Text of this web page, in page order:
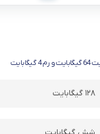
۱۲۸ گیگابایت